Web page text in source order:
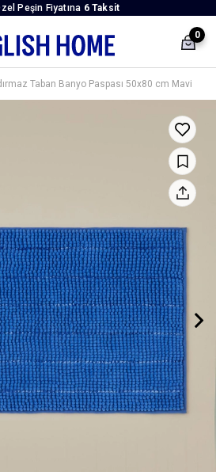
Peşin Fiyatına 6 Taksit
0
Taban Banyo Paspası 50x80 cm Mavi